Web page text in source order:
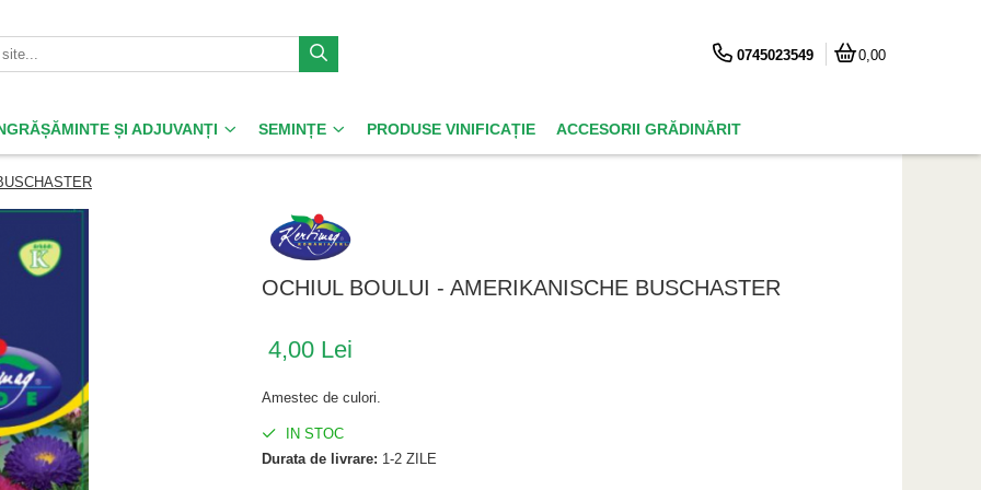
0745023549 0,00
ȘI ADJUVANȚI SEMINȚE PRODUSE VINIFICAȚIE ACCESORII GRĂDINĂRIT
OCHIUL BOULUI - AMERIKANISCHE BUSCHASTER
4,00 Lei
Amestec de culori.
IN STOC
Durata de livrare: 1-2 ZILE